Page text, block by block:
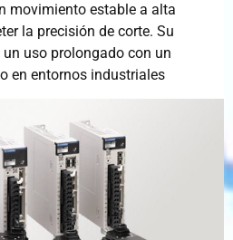
movimiento estable a alta
la precisión de corte. Su
uso prolongado con un
en entornos industriales